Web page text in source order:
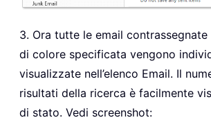
3. Ora tutte le email
di colore specificata vengono
visualizzate nell’elenco Email. Il
risultati della ricerca è facilmente
di stato. Vedi screenshot: